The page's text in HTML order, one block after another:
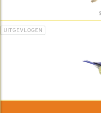
UITGEVLOGEN